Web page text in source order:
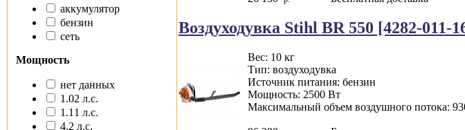
аккумулятор
бензин
сеть
Мощность
нет данных
1.02 л.с.
1.11 л.с.
4.2 л.с.
Воздуходувка Stihl BR 550 [4282-011-
Вес: 10 кг
Тип: воздуходувка
Источник питания: бензин
Мощность: 2500 Вт
Максимальный объем воздушного потока: